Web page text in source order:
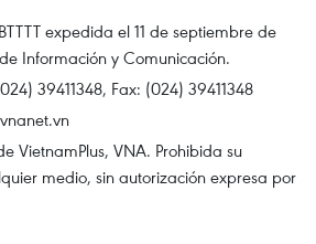
expedida el 11 de septiembre de
Información y Comunicación.
39411348, Fax: (024) 39411348
VietnamPlus, VNA. Prohibida su
medio, sin autorización expresa por